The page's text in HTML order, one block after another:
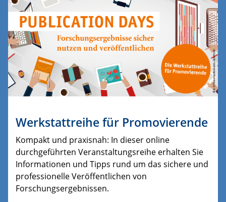
Werkstattreihe für Promovierende
Kompakt und praxisnah: In dieser online
durchgeführten Veranstaltungsreihe erhalten Sie
Informationen und Tipps rund um das sichere und
professionelle Veröffentlichen von
Forschungsergebnissen.